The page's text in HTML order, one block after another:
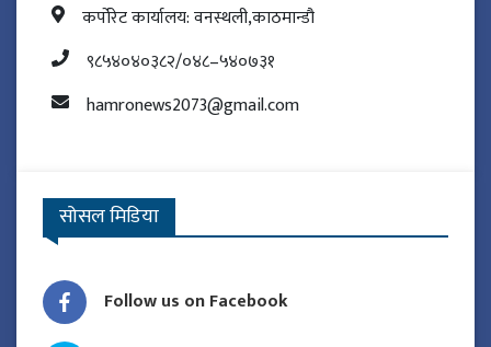
कर्पोरेट कार्यालय: वनस्थली,काठमान्डौ
९८५४०४०३८२/०४८–५४०७३१
hamronews2073@gmail.com
सोसल मिडिया
Follow us on Facebook